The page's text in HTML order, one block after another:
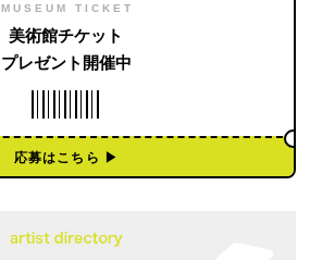
MUSEUM TICKET
美術館チケット
プレゼント開催中
応募はこちら ▶︎